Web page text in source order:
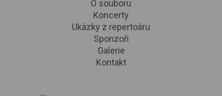
O souboru
Koncerty
Ukázky z repertoáru
Sponzoři
Galerie
Kontakt